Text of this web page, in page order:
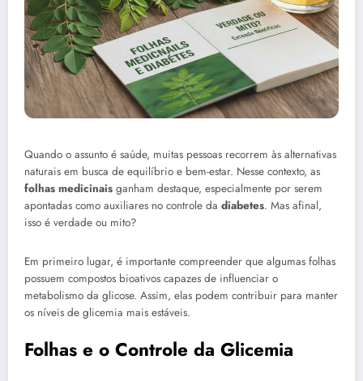
Quando o assunto é saúde, muitas pessoas recorrem às alternativas
naturais em busca de equilíbrio e bem-estar. Nesse contexto, as
folhas medicinais ganham destaque, especialmente por serem
apontadas como auxiliares no controle da diabetes. Mas afinal,
isso é verdade ou mito?
Em primeiro lugar, é importante compreender que algumas folhas
possuem compostos bioativos capazes de influenciar o
metabolismo da glicose. Assim, elas podem contribuir para manter
os níveis de glicemia mais estáveis.
Folhas e o Controle da Glicemia